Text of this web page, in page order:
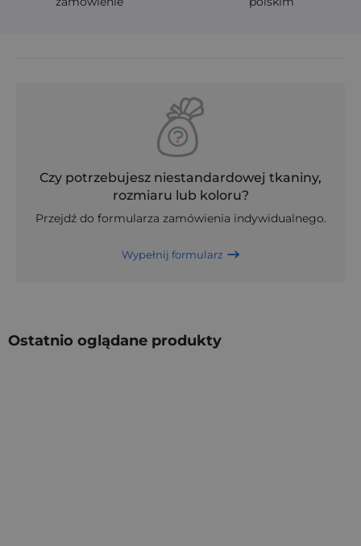
Czy potrzebujesz niestandardowej tkaniny,
rozmiaru lub koloru?
Przejdź do formularza zamówienia indywidualnego.
Wypełnij formularz
Ostatnio oglądane produkty